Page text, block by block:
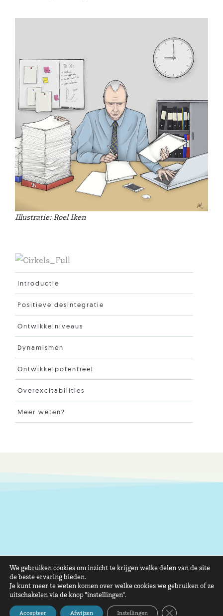
Introductie
Positieve desintegratie
Ontwikkelniveaus
Dynamismen
Ontwikkelpotentieel
Overexcitabilities
Meer weten?
Illustratie: Roel Iken
We gebruiken cookies om inzicht te krijgen welke delen van de site
de beste ervaring bieden.
Je kunt meer te weten komen over welke cookies we gebruiken of ze
uitschakelen via de knop "instellingen".
Accepteer Afwijzen Instellingen Sluit AVG/GDPR